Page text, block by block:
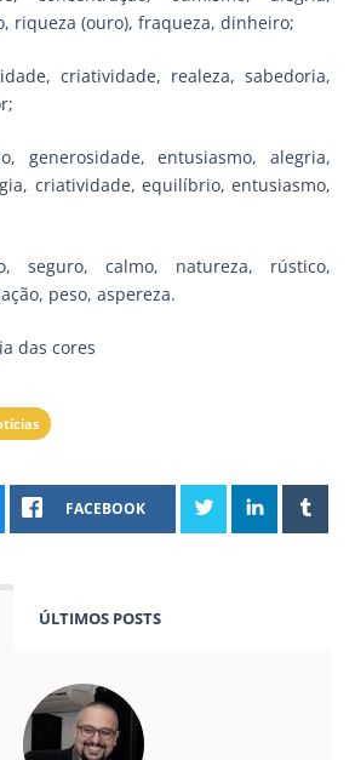
riqueza (ouro), fraqueza, dinheiro;
criatividade, realeza, sabedoria,
generosidade, entusiasmo, alegria,
criatividade, equilíbrio, entusiasmo,
seguro, calmo, natureza, rústico,
peso, aspereza.
das cores
FACEBOOK
ÚLTIMOS POSTS